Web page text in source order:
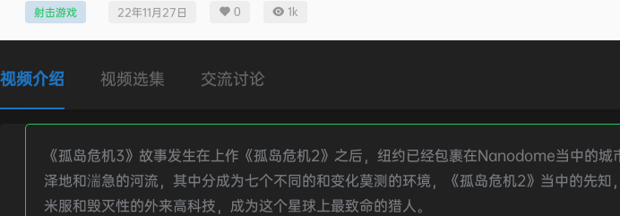
射击游戏 22年11月27日 0 1k
视频介绍 视频选集 交流讨论
《孤岛危机3》故事发生在上作《孤岛危机2》之后，纽约已经包裹在Nanodome当中的
泽地和湍急的河流，其中分成为七个不同的和变化莫测的环境，《孤岛危机2》当中的先
米服和毁灭性的外来高科技，成为这个星球上最致命的猎人。